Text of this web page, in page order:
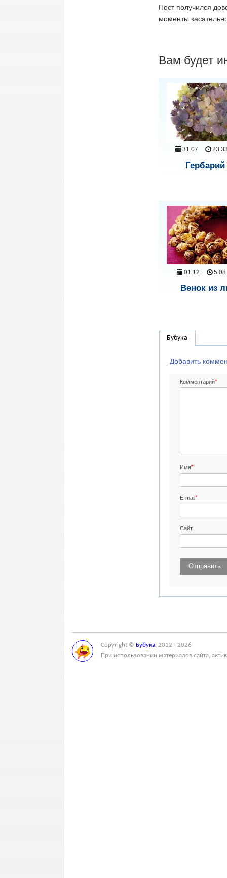
Пост получился
моменты
Вам будет
31.07
01.12 5:08
Венок из
Бубука
Добавить
Комментарий*
Имя*
E-mail*
Сайт
Copyright © Бубука, 2012 - 2026
При использовании материалов сайта,